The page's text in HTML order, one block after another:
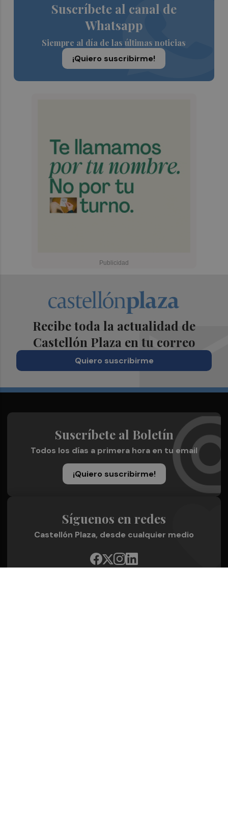
Suscríbete al canal de
Whatsapp
Siempre al día de las últimas noticias
¡Quiero suscribirme!
Recibe toda la actualidad de
Castellón Plaza en tu correo
Quiero suscribirme
Suscríbete al Boletín
Todos los días a primera hora en tu email
¡Quiero suscribirme!
Síguenos en redes
Castellón Plaza, desde cualquier medio